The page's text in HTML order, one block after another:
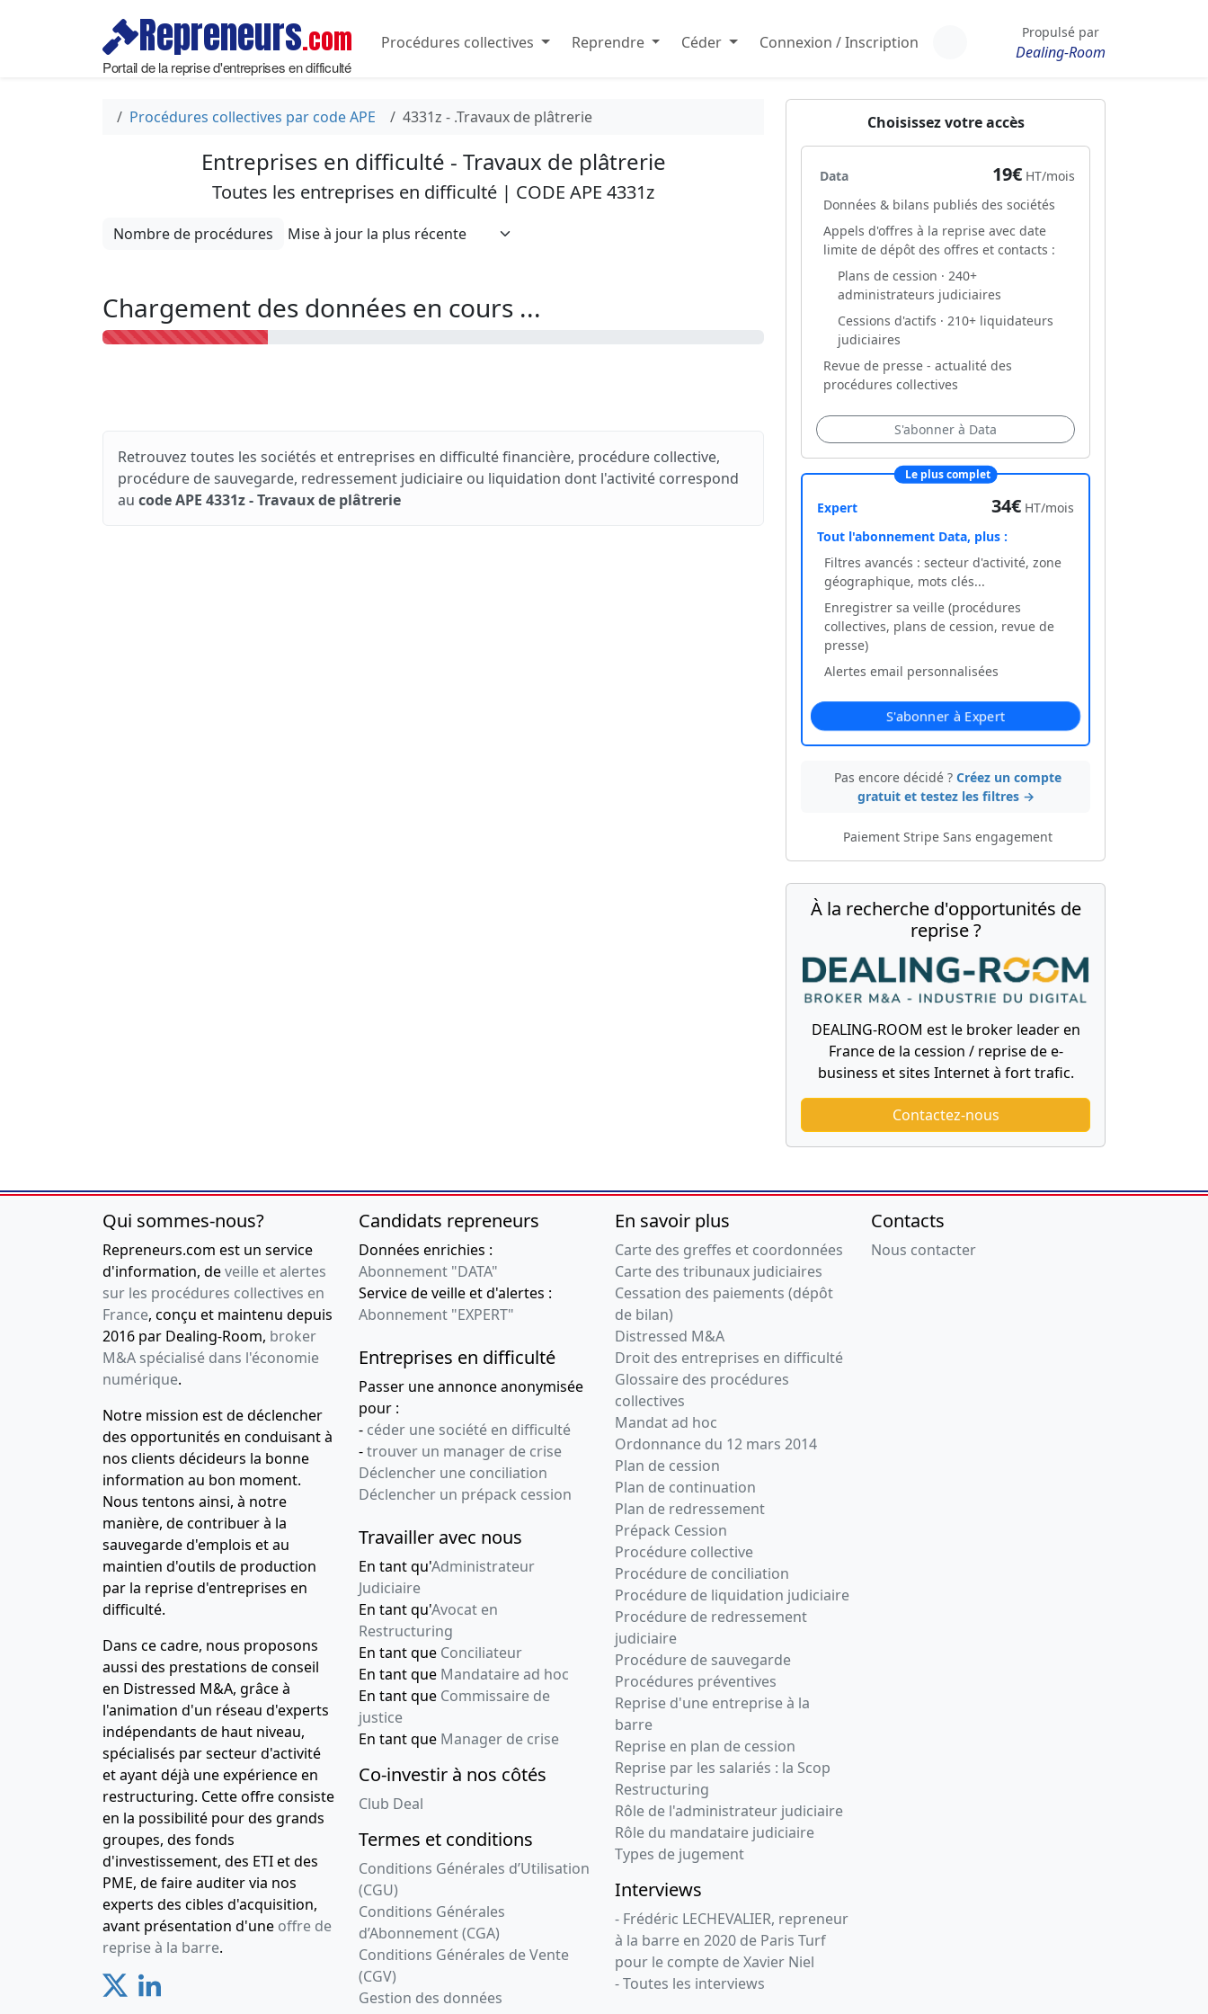
Repreneurs.com
Portail de la reprise d'entreprises en difficulté
Procédures collectives Reprendre Céder Connexion / Inscription
Propulsé par
Dealing-Room
Procédures collectives par code APE 4331z - .Travaux de plâtrerie
Entreprises en difficulté - Travaux de plâtrerie
Toutes les entreprises en difficulté | CODE APE 4331z
Nombre de procédures
Chargement des données en cours ...
Retrouvez toutes les sociétés et entreprises en difficulté financière, procédure collective,
procédure de sauvegarde, redressement judiciaire ou liquidation dont l'activité correspond
au code APE 4331z - Travaux de plâtrerie
Choisissez votre accès
Data 19€ HT/mois
Données & bilans publiés des sociétés
Appels d'offres à la reprise avec date
limite de dépôt des offres et contacts :
Plans de cession · 240+
administrateurs judiciaires
Cessions d'actifs · 210+ liquidateurs
judiciaires
Revue de presse - actualité des
procédures collectives
S'abonner à Data
Le plus complet
Expert 34€ HT/mois
Tout l'abonnement Data, plus :
Filtres avancés : secteur d'activité, zone
géographique, mots clés...
Enregistrer sa veille (procédures
collectives, plans de cession, revue de
presse)
Alertes email personnalisées
S'abonner à Expert
Pas encore décidé ? Créez un compte
gratuit et testez les filtres →
Paiement Stripe Sans engagement
À la recherche d'opportunités de
reprise ?
DEALING-ROOM est le broker leader en
France de la cession / reprise de e-
business et sites Internet à fort trafic.
Contactez-nous
Qui sommes-nous?
Repreneurs.com est un service
d'information, deveille et alertes
sur les procédures collectives en
France, conçu et maintenu depuis
2016 par Dealing-Room, broker
M&A spécialisé dans l'économie
numérique.
Notre mission est de déclencher
des opportunités en conduisant à
nos clients décideurs la bonne
information au bon moment.
Nous tentons ainsi, à notre
manière, de contribuer à la
sauvegarde d'emplois et au
maintien d'outils de production
par la reprise d'entreprises en
difficulté.
Dans ce cadre, nous proposons
aussi des prestations de conseil
en Distressed M&A, grâce à
l'animation d'un réseau d'experts
indépendants de haut niveau,
spécialisés par secteur d'activité
et ayant déjà une expérience en
restructuring. Cette offre consiste
en la possibilité pour des grands
groupes, des fonds
d'investissement, des ETI et des
PME, de faire auditer via nos
experts des cibles d'acquisition,
avant présentation d'une offre de
reprise à la barre.
Candidats repreneurs
Données enrichies :
Abonnement "DATA"
Service de veille et d'alertes :
Abonnement "EXPERT"
Entreprises en difficulté
Passer une annonce anonymisée
pour :
- céder une société en difficulté
-trouver un manager de crise
Déclencher une conciliation
Déclencher un prépack cession
Travailler avec nous
En tant qu'Administrateur
Judiciaire
En tant qu'Avocat en
Restructuring
En tant que Conciliateur
En tant que Mandataire ad hoc
En tant que Commissaire de
justice
En tant que Manager de crise
Co-investir à nos côtés
Club Deal
Termes et conditions
Conditions Générales d’Utilisation
(CGU)
Conditions Générales
d’Abonnement (CGA)
Conditions Générales de Vente
(CGV)
Gestion des données
En savoir plus
Carte des greffes et coordonnées
Carte des tribunaux judiciaires
Cessation des paiements (dépôt
de bilan)
Distressed M&A
Droit des entreprises en difficulté
Glossaire des procédures
collectives
Mandat ad hoc
Ordonnance du 12 mars 2014
Plan de cession
Plan de continuation
Plan de redressement
Prépack Cession
Procédure collective
Procédure de conciliation
Procédure de liquidation judiciaire
Procédure de redressement
judiciaire
Procédure de sauvegarde
Procédures préventives
Reprise d'une entreprise à la
barre
Reprise en plan de cession
Reprise par les salariés : la Scop
Restructuring
Rôle de l'administrateur judiciaire
Rôle du mandataire judiciaire
Types de jugement
Interviews
- Frédéric LECHEVALIER, repreneur
à la barre en 2020 de Paris Turf
pour le compte de Xavier Niel
- Toutes les interviews
Contacts
Nous contacter